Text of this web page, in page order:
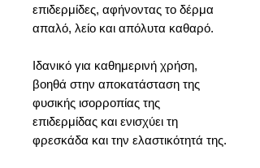
επιδερμίδες, αφήνοντας το δέρμα
απαλό, λείο και απόλυτα καθαρό.
Ιδανικό για καθημερινή χρήση,
βοηθά στην αποκατάσταση της
φυσικής ισορροπίας της
επιδερμίδας και ενισχύει τη
φρεσκάδα και την ελαστικότητά της.